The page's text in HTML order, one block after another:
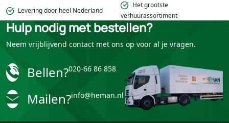
Levering door heel Nederland
Het grootste
verhuurassortiment
Hulp nodig met bestellen?
Neem vrijblijvend contact met ons op voor al je vragen.
Bellen?020-66 86 858
Mailen?info@heman.nl